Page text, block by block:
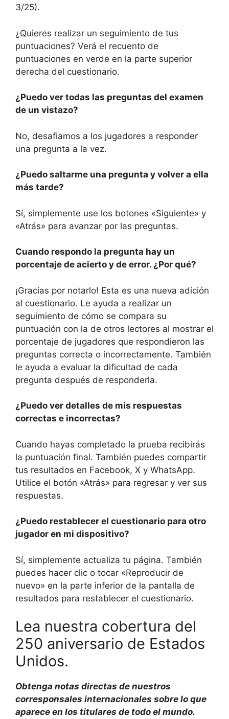
3/25).
¿Quieres realizar un seguimiento de tus
puntuaciones? Verá el recuento de
puntuaciones en verde en la parte superior
derecha del cuestionario.
¿Puedo ver todas las preguntas del examen
de un vistazo?
No, desafiamos a los jugadores a responder
una pregunta a la vez.
¿Puedo saltarme una pregunta y volver a ella
más tarde?
Sí, simplemente use los botones «Siguiente» y
«Atrás» para avanzar por las preguntas.
Cuando respondo la pregunta hay un
porcentaje de acierto y de error. ¿Por qué?
¡Gracias por notarlo! Esta es una nueva adición
al cuestionario. Le ayuda a realizar un
seguimiento de cómo se compara su
puntuación con la de otros lectores al mostrar el
porcentaje de jugadores que respondieron las
preguntas correcta o incorrectamente. También
le ayuda a evaluar la dificultad de cada
pregunta después de responderla.
¿Puedo ver detalles de mis respuestas
correctas e incorrectas?
Cuando hayas completado la prueba recibirás
la puntuación final. También puedes compartir
tus resultados en Facebook, X y WhatsApp.
Utilice el botón «Atrás» para regresar y ver sus
respuestas.
¿Puedo restablecer el cuestionario para otro
jugador en mi dispositivo?
Sí, simplemente actualiza tu página. También
puedes hacer clic o tocar «Reproducir de
nuevo» en la parte inferior de la pantalla de
resultados para restablecer el cuestionario.
Lea nuestra cobertura del
250 aniversario de Estados
Unidos.
Obtenga notas directas de nuestros
corresponsales internacionales sobre lo que
aparece en los titulares de todo el mundo.